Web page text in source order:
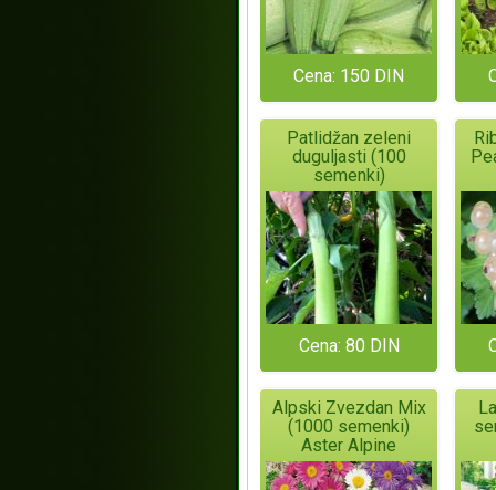
Cena: 150 DIN
Patlidžan zeleni
duguljasti (100
semenki)
Cena: 80 DIN
Alpski Zvezdan Mix
(1000 semenki)
Aster Alpine